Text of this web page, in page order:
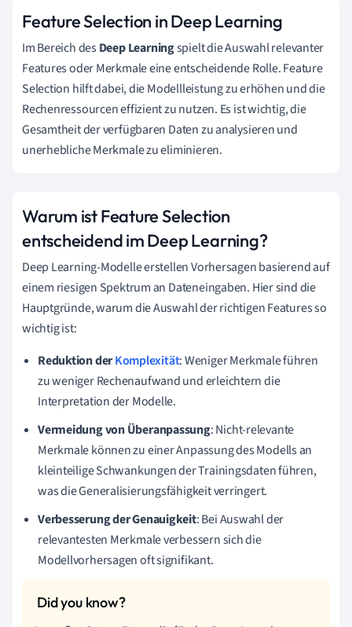
Feature Selection in Deep Learning
Im Bereich desDeep Learningspielt die Auswahl relevanter
Features oder Merkmale eine entscheidende Rolle. Feature
Selection hilft dabei, die Modellleistung zu erhöhen und die
Rechenressourcen effizient zu nutzen. Es ist wichtig, die
Gesamtheit der verfügbaren Daten zu analysieren und
unerhebliche Merkmale zu eliminieren.
Warum ist Feature Selection
entscheidend im Deep Learning?
Deep Learning-Modelle erstellen Vorhersagen basierend auf
einem riesigen Spektrum an Dateneingaben. Hier sind die
Hauptgründe, warum die Auswahl der richtigen Features so
wichtig ist:
Reduktion derKomplexität: Weniger Merkmale führen
zu weniger Rechenaufwand und erleichtern die
Interpretation der Modelle.
Vermeidung von Überanpassung: Nicht-relevante
Merkmale können zu einer Anpassung des Modells an
kleinteilige Schwankungen der Trainingsdaten führen,
was die Generalisierungsfähigkeit verringert.
Verbesserung der Genauigkeit: Bei Auswahl der
relevantesten Merkmale verbessern sich die
Modellvorhersagen oft signifikant.